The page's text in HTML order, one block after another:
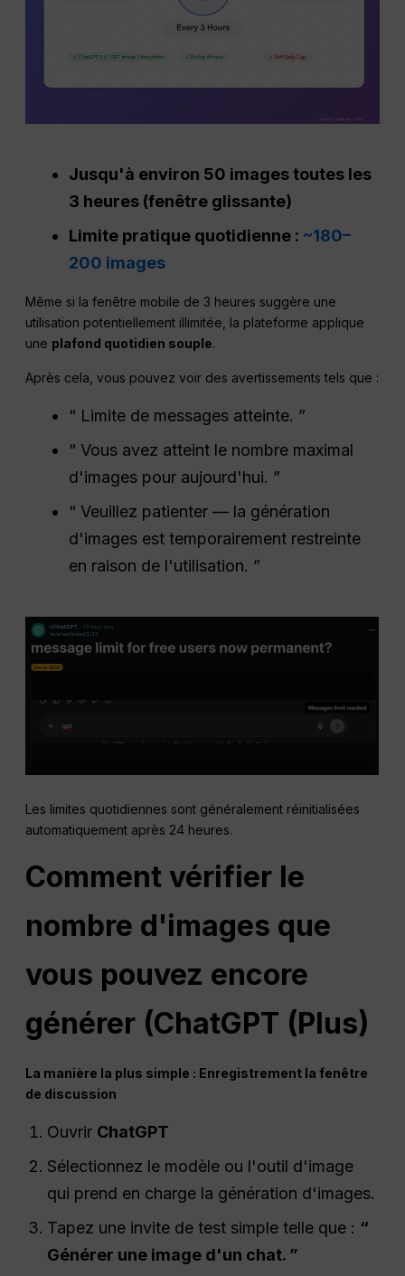
Jusqu'à environ 50 images toutes les
3 heures (fenêtre glissante)
Limite pratique quotidienne : ~180–
200 images
Même si la fenêtre mobile de 3 heures suggère une
utilisation potentiellement illimitée, la plateforme applique
une plafond quotidien souple.
Après cela, vous pouvez voir des avertissements tels que :
“ Limite de messages atteinte. ”
“ Vous avez atteint le nombre maximal
d'images pour aujourd'hui. ”
“ Veuillez patienter — la génération
d'images est temporairement restreinte
en raison de l'utilisation. ”
Les limites quotidiennes sont généralement réinitialisées
automatiquement après 24 heures.
Comment vérifier le
nombre d'images que
vous pouvez encore
générer (ChatGPT (Plus)
La manière la plus simple : Enregistrement la fenêtre
de discussion
Ouvrir ChatGPT
Sélectionnez le modèle ou l'outil d'image
qui prend en charge la génération d'images.
Tapez une invite de test simple telle que : “
Générer une image d'un chat. ”